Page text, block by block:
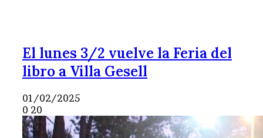
El lunes 3/2 vuelve la Feria del
libro a Villa Gesell
01/02/2025
0 20